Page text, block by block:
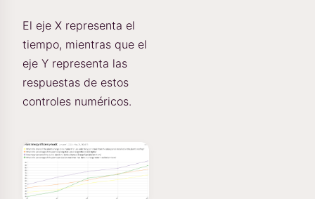
El eje X representa el
tiempo, mientras que el
eje Y representa las
respuestas de estos
controles numéricos.